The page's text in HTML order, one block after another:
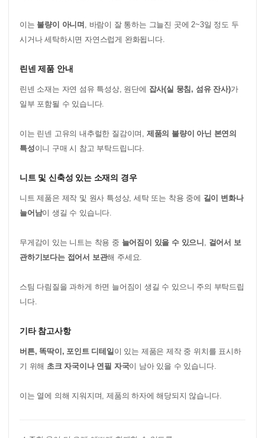
이는 불량이 아니며 , 바람이 잘 통하는 그늘진 곳에 2~3일 정도 두
시거나 세탁하시면 자연스럽게 완화됩니다.
린넨 제품 안내
린넨 소재는 자연 섬유 특성상, 원단에 잡사(실 뭉침, 섬유 잔사)가
일부 포함될 수 있습니다.
이는 린넨 고유의 내추럴한 질감이며, 제품의 불량이 아닌 본연의
특성이니 구매 시 참고 부탁드립니다.
니트 및 신축성 있는 소재의 경우
니트 제품은 제작 및 원사 특성상, 세탁 또는 착용 중에 길이 변화나
늘어남이 생길 수 있습니다.
무게감이 있는 니트는 착용 중 늘어짐이 있을 수 있으니
걸어서 보
관하기보다는 접어서 보관해 주세요.
스팀 다림질을 과하게 하면 늘어짐이 생길 수 있으니 주의 부탁드립
니다.
기타 참고사항
버튼, 똑딱이, 포인트 디테일이 있는 제품은 제작 중 위치를 표시하
기 위해 초크 자국이나 연필 자국이 남아 있을 수 있습니다.
이는 열에 의해 지워지며, 제품의 하자에 해당되지 않습니다.